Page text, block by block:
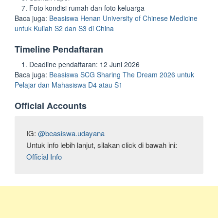
Foto kondisi rumah dan foto keluarga
Baca juga: Beasiswa Henan University of Chinese Medicine
untuk Kuliah S2 dan S3 di China
Timeline Pendaftaran
Deadline pendaftaran: 12 Juni 2026
Baca juga: Beasiswa SCG Sharing The Dream 2026 untuk
Pelajar dan Mahasiswa D4 atau S1
Official Accounts
IG: @beasiswa.udayana
Official Info